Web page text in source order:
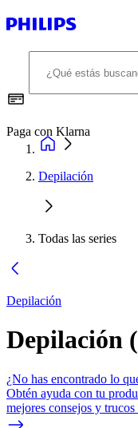
Paga con Klarna
Depilación
Todas las series
Depilación
Depilación (
¿No has encontrado lo
Obtén ayuda con tu
mejores consejos y